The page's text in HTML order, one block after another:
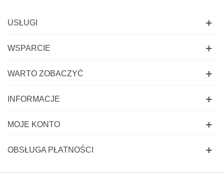
USŁUGI
WSPARCIE
WARTO ZOBACZYĆ
INFORMACJE
MOJE KONTO
OBSŁUGA PŁATNOŚCI